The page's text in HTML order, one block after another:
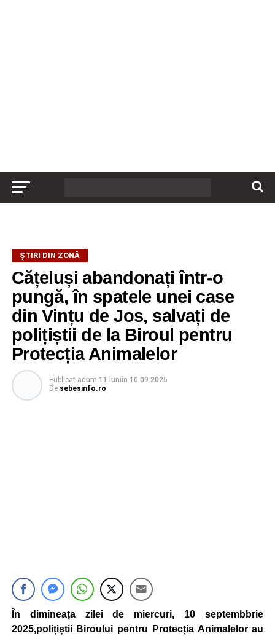
ȘTIRI DIN ZONĂ
Cățeluși abandonați într-o
pungă, în spatele unei case
din Vințu de Jos, salvați de
polițiștii de la Biroul pentru
Protecția Animalelor
Publicat acum 11 luniîn 10.09.2025
De sebesinfo.ro
În dimineața zilei de miercuri, 10 septembbrie
2025,polițiștii Biroului pentru Protecția Animalelor au